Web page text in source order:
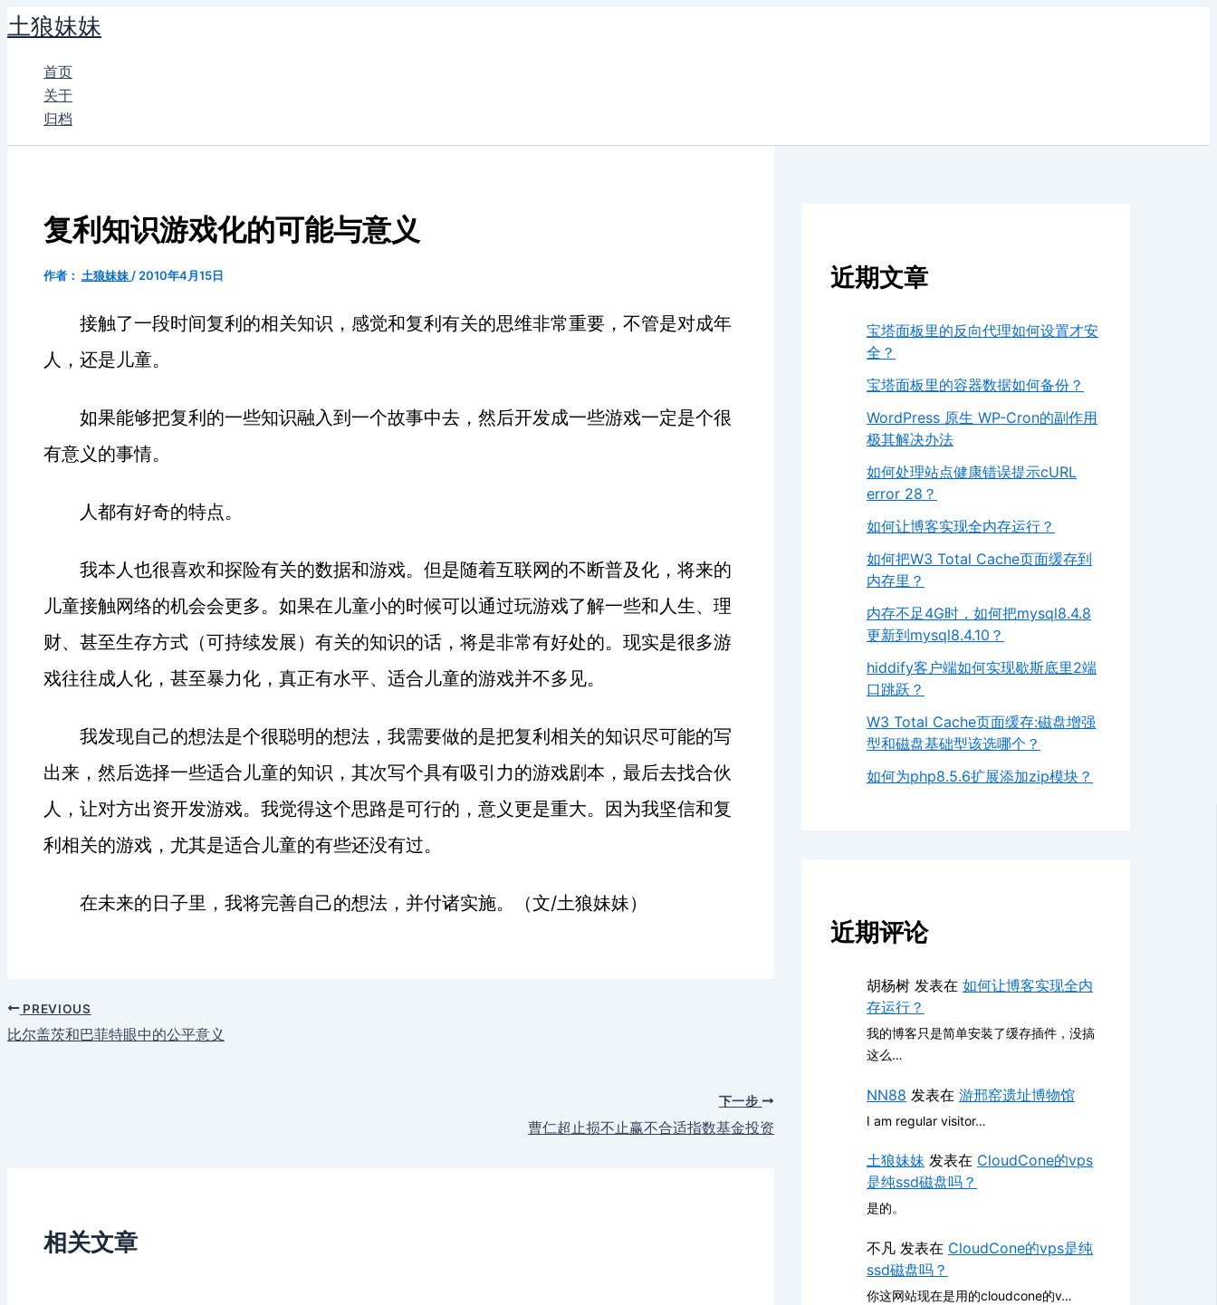
跳
至
土狼妹妹
首页
关于
归档
复利知识游戏化的可能与意义
作者： 土狼妹妹 / 2010年4月15日
接触了一段时间复利的相关知识，感觉和复利有关的思维非常重要，不管是对成年
人，还是儿童。
如果能够把复利的一些知识融入到一个故事中去，然后开发成一些游戏一定是个很
有意义的事情。
人都有好奇的特点。
我本人也很喜欢和探险有关的数据和游戏。但是随着互联网的不断普及化，将来的
儿童接触网络的机会会更多。如果在儿童小的时候可以通过玩游戏了解一些和人生、理
财、甚至生存方式（可持续发展）有关的知识的话，将是非常有好处的。现实是很多游
戏往往成人化，甚至暴力化，真正有水平、适合儿童的游戏并不多见。
我发现自己的想法是个很聪明的想法，我需要做的是把复利相关的知识尽可能的写
出来，然后选择一些适合儿童的知识，其次写个具有吸引力的游戏剧本，最后去找合伙
人，让对方出资开发游戏。我觉得这个思路是可行的，意义更是重大。因为我坚信和复
利相关的游戏，尤其是适合儿童的有些还没有过。
在未来的日子里，我将完善自己的想法，并付诸实施。（文/土狼妹妹）
PREVIOUS
比尔盖茨和巴菲特眼中的公平意义
下一步
曹仁超止损不止赢不合适指数基金投资
相关文章
近期文章
宝塔面板里的反向代理如何设置才安
全？
宝塔面板里的容器数据如何备份？
WordPress 原生 WP-Cron的副作用
极其解决办法
如何处理站点健康错误提示cURL
error 28？
如何让博客实现全内存运行？
如何把W3 Total Cache页面缓存到
内存里？
内存不足4G时，如何把mysql8.4.8
更新到mysql8.4.10？
hiddify客户端如何实现歇斯底里2端
口跳跃？
W3 Total Cache页面缓存:磁盘增强
型和磁盘基础型该选哪个？
如何为php8.5.6扩展添加zip模块？
近期评论
胡杨树 发表在 如何让博客实现全内
存运行？
我的博客只是简单安装了缓存插件，没搞
这么…
NN88 发表在 游邢窑遗址博物馆
I am regular visitor…
土狼妹妹 发表在 CloudCone的vps
是纯ssd磁盘吗？
是的。
不凡 发表在 CloudCone的vps是纯
ssd磁盘吗？
你这网站现在是用的cloudcone的v…